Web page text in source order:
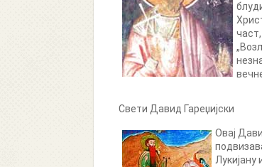
Свети Давид Гареџијски
Овај